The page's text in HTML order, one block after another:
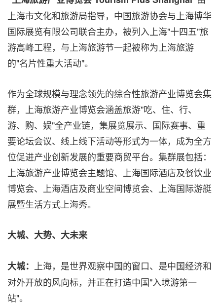
上海市文化和旅游局指导，中国旅游协会与上海博华
国际展览有限公司联合主办，被列入上海"十四五"旅
游高峰工程，与上海旅游节一起被称为上海旅游
的"名片性重大活动"。
作为全球规模与理念领先的综合性旅游产业博览会集
群，上海旅游产业博览会涵盖旅游"吃、住、行、
游、购、娱"全产业链，集展览展示、国际赛事、重
要论坛会议、线上线下活动等形式为一体，成为全方
位促进产业创新发展的重要商贸平台。集群展包括：
上海旅游产业博览会主题馆、上海国际酒店及餐饮业
博览会、上海酒店及商业空间博览会、上海国际游艇
展暨生活方式上海秀。
大城、大势、大未来
大城： 上海，是世界观察中国的窗口、是中国经济和
对外开放的风向标，并正在打造中国"入境游第一
站"。